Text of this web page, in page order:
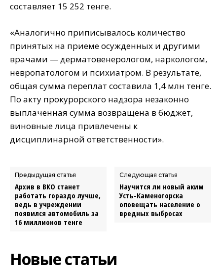
составляет 15 252 тенге.
«Аналогично приписывалось количество
принятых на приеме осужденных и другими
врачами — дерматовенерологом, наркологом,
невропатологом и психиатром. В результате,
общая сумма переплат составила 1,4 млн тенге.
По акту прокурорского надзора незаконно
выплаченная сумма возвращена в бюджет,
виновные лица привлечены к
дисциплинарной ответственности».
Предыдущая статья
Архив в ВКО станет
работать гораздо лучше,
ведь в учреждении
появился автомобиль за
16 миллионов тенге
Следующая статья
Научится ли новый аким
Усть-Каменогорска
оповещать население о
вредных выбросах
Новые статьи